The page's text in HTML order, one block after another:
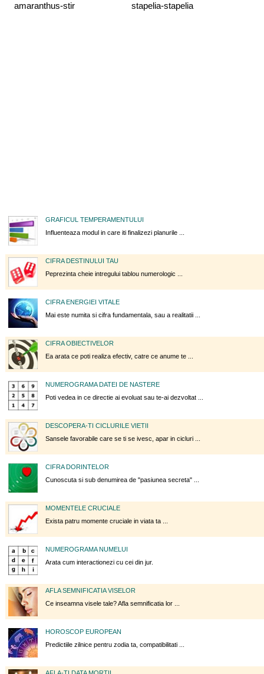
amaranthus-stir stapelia-stapelia
GRAFICUL TEMPERAMENTULUI
Influenteaza modul in care iti finalizezi planurile ...
CIFRA DESTINULUI TAU
Peprezinta cheie intregului tablou numerologic ...
CIFRA ENERGIEI VITALE
Mai este numita si cifra fundamentala, sau a realitatii ...
CIFRA OBIECTIVELOR
Ea arata ce poti realiza efectiv, catre ce anume te ...
NUMEROGRAMA DATEI DE NASTERE
Poti vedea in ce directie ai evoluat sau te-ai dezvoltat ...
DESCOPERA-TI CICLURILE VIETII
Sansele favorabile care se ti se ivesc, apar in cicluri ...
CIFRA DORINTELOR
Cunoscuta si sub denumirea de "pasiunea secreta" ...
MOMENTELE CRUCIALE
Exista patru momente cruciale in viata ta ...
NUMEROGRAMA NUMELUI
Arata cum interactionezi cu cei din jur.
AFLA SEMNIFICATIA VISELOR
Ce inseamna visele tale? Afla semnificatia lor ...
HOROSCOP EUROPEAN
Predictiile zilnice pentru zodia ta, compatibilitati ...
AFLA-TI DATA MORTII